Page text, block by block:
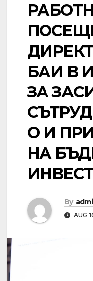
БАИ В
ЗА
О И
НА
By
AUG